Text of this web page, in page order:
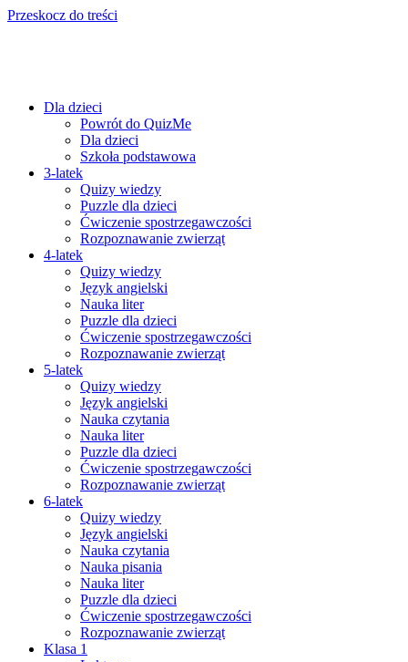
Przeskocz do treści
Dla dzieci
Powrót do QuizMe
Dla dzieci
Szkoła podstawowa
3-latek
Quizy wiedzy
Puzzle dla dzieci
Ćwiczenie spostrzegawczości
Rozpoznawanie zwierząt
4-latek
Quizy wiedzy
Język angielski
Nauka liter
Puzzle dla dzieci
Ćwiczenie spostrzegawczości
Rozpoznawanie zwierząt
5-latek
Quizy wiedzy
Język angielski
Nauka czytania
Nauka liter
Puzzle dla dzieci
Ćwiczenie spostrzegawczości
Rozpoznawanie zwierząt
6-latek
Quizy wiedzy
Język angielski
Nauka czytania
Nauka pisania
Nauka liter
Puzzle dla dzieci
Ćwiczenie spostrzegawczości
Rozpoznawanie zwierząt
Klasa 1